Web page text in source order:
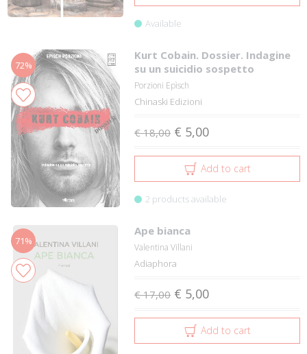
Available
72%
Kurt Cobain. Dossier. Indagine
su un suicidio sospetto
Porzioni Epìsch
Chinaski Edizioni
€ 18,00 € 5,00
Add to cart
2 products available
71%
Ape bianca
Valentina Villani
Adiaphora
€ 17,00 € 5,00
Add to cart